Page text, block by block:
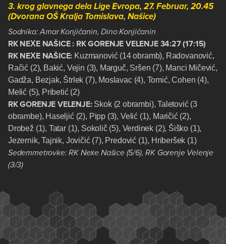
3. krog glavnega dela Lige Evropa, 27. Februar, 20.45
(Dvorana OŠ Kralja Tomislava, Našice)
Sodnika: Amar Konjičanin, Dino Konjičanin
RK NEXE NAŠICE : RK GORENJE VELENJE 34:27 (17:15)
RK NEXE NAŠICE: Kuzmanović (14 obramb), Radovanović,
Račić (2), Bakić, Vejin (3), Marguč, Sršen (7), Manci Mičević,
Gadža, Bezjak, Štrlek (7), Moslavac (4), Tomić, Cohen (4),
Melić (5), Pribetić (2)
RK GORENJE VELENJE: Skok (2 obrambi), Taletović (3
obrambe), Haseljić (2), Pipp (3), Velić (1), Maričić (2),
Drobež (1), Tatar (1), Sokolič (5), Verdinek (2), Šiško (1),
Jezernik, Tajnik, Jovičić (7), Predović (1), Hriberšek (1)
Sedemmetrovke: RK Nexe Našice (5/6), RK Gorenje Velenje
(3/3)